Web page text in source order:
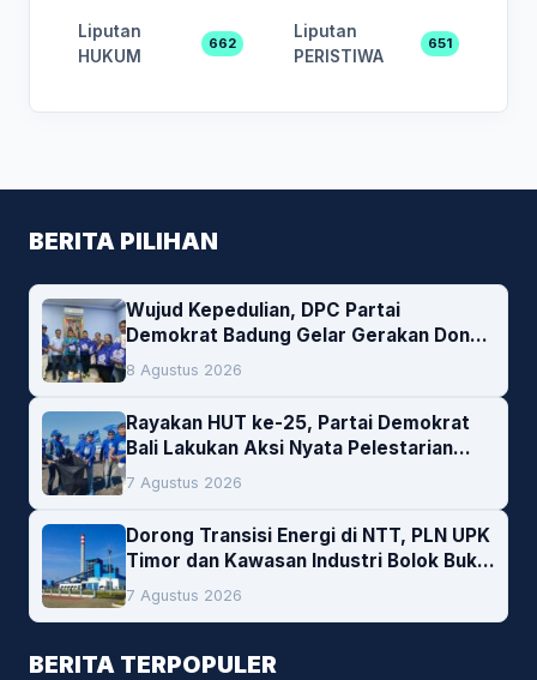
Liputan
HUKUM
662
Liputan
PERISTIWA
651
BERITA PILIHAN
Wujud Kepedulian, DPC Partai
Demokrat Badung Gelar Gerakan Donor
Darah
8 Agustus 2026
Rayakan HUT ke-25, Partai Demokrat
Bali Lakukan Aksi Nyata Pelestarian
Lingkungan
7 Agustus 2026
Dorong Transisi Energi di NTT, PLN UPK
Timor dan Kawasan Industri Bolok Buka
Peluang Investasi Woodchip untuk
Cofiring PLTU Bolok
7 Agustus 2026
BERITA TERPOPULER